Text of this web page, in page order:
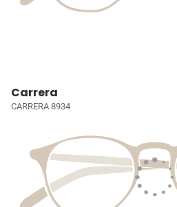
Carrera
CARRERA 8934